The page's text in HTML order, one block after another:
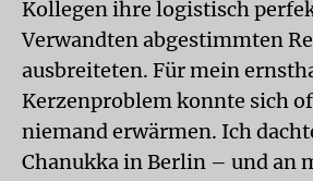
Kollegen ihre logistisch
Verwandten abgestimmten
ausbreiteten. Für mein
Kerzenproblem konnte sich
niemand erwärmen. Ich
Chanukka in Berlin – und an